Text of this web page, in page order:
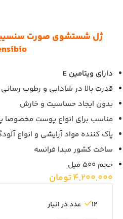
دارای ویتامین E
قدرت بالا در شادابی و رطوب
بدون ایجاد حساسیت و خارش
مناسب برای انواع پوست
پاک کننده مواد آرایشی و انواع
ساخت کشور مبدا فرانسه
حجم 500 میل
4,200,000تومان
12 عدد در انبار